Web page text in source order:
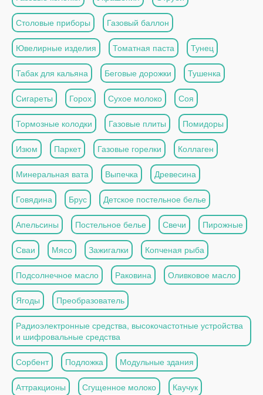
Столовые приборы Газовый баллон
Ювелирные изделия Томатная паста Тунец
Табак для кальяна Беговые дорожки Тушенка
Сигареты Горох Сухое молоко Соя
Тормозные колодки Газовые плиты Помидоры
Изюм Паркет Газовые горелки Коллаген
Минеральная вата Выпечка Древесина
Говядина Брус Детское постельное белье
Апельсины Постельное белье Свечи Пирожные
Сваи Мясо Зажигалки Копченая рыба
Подсолнечное масло Раковина Оливковое масло
Ягоды Преобразователь
Радиоэлектронные средства, высокочастотные устройства
и шифровальные средства
Сорбент Подложка Модульные здания
Аттракционы Сгущенное молоко Каучук